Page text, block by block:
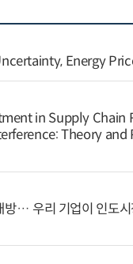
Energy
in Supply Chain
Theory and
방… 우리 기업이 인도